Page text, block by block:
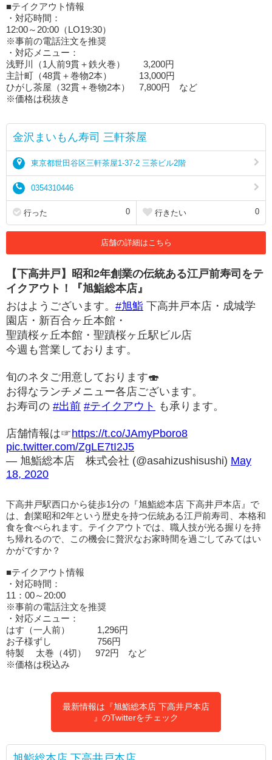
■テイクアウト情報
・対応時間：
12:00～20:00（LO19:30）
※事前の電話注文を推奨
・対応メニュー：
浅野川（1人前9貫＋鉄火巻） 3,200円
主計町（48貫＋巻物2本） 13,000円
ひがし茶屋（32貫＋巻物2本） 7,800円 など
※価格は税抜き
金沢まいもん寿司 三軒茶屋
東京都世田谷区三軒茶屋1-37-2 三茶ビル2階
0354310446
行った 0 行きたい 0
店舗の詳細はこちら
【下高井戸】昭和2年創業の伝統ある江戸前寿司をテ
イクアウト！『旭鮨総本店』
おはようございます。 #旭鮨 下高井戸本店・成城学
園店・新百合ヶ丘本館・
聖蹟桜ヶ丘本館・聖蹟桜ヶ丘駅ビル店
今週も営業しております。
旬のネタご用意しております🍣
お得なランチメニュー各店ございます。
お寿司の #出前 #テイクアウト も承ります。
店舗情報は☞https://t.co/JAmyPboro8
pic.twitter.com/ZgLE7tI2J5
— 旭鮨総本店 株式会社 (@asahizushisushi) May
18, 2020
下高井戸駅西口から徒歩1分の『旭鮨総本店 下高井戸本店』で
は、創業昭和2年という歴史を持つ伝統ある江戸前寿司、本格和
食を食べられます。テイクアウトでは、職人技が光る握りを持
ち帰れるので、この機会に贅沢なお家時間を過ごしてみてはい
かがですか？
■テイクアウト情報
・対応時間：
11：00～20:00
※事前の電話注文を推奨
・対応メニュー：
はす（一人前） 1,296円
お子様ずし 756円
特製 太巻（4切） 972円 など
※価格は税込み
最新情報は『旭鮨総本店 下高井戸本店
』のTwitterをチェック